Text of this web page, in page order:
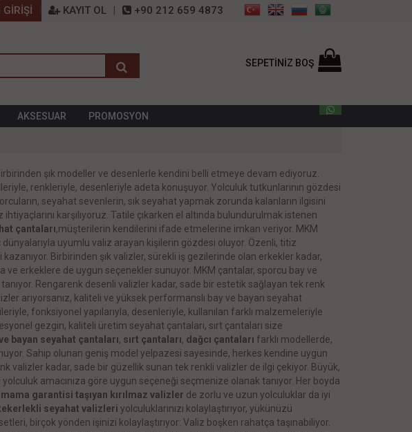
GİRİŞİ KAYIT OL +90 212 659 4873
SEPETİNİZ BOŞ
AKSESUAR PROMOSYON
şık modeller ve desenlerle kendini belli etmeye devam ediyoruz.
renkleriyle, desenleriyle adeta konuşuyor. Yolculuk tutkunlarının gözdesi
seyahat sevenlerin, sık seyahat yapmak zorunda kalanların ilgisini
karşılıyoruz. Tatile çıkarken el altında bulundurulmak istenen
çantaları,müşterilerin kendilerini ifade etmelerine imkan veriyor. MKM
uyumlu valiz arayan kişilerin gözdesi oluyor. Özenli, titiz
Birbirinden şık valizler, sürekli iş gezilerinde olan erkekler kadar,
ve erkeklere de uygun seçenekler sunuyor. MKM çantalar, sporcu bay ve
Rengarenk desenli valizler kadar, sade bir estetik sağlayan tek renk
arıyorsanız, kaliteli ve yüksek performanslı bay ve bayan seyahat
fonksiyonel yapılarıyla, desenleriyle, kullanılan farklı malzemeleriyle
gezgin, kaliteli üretim seyahat çantaları, sırt çantaları size
bayan seyahat çantaları, sırt çantaları, dağcı çantaları farklı modellerde,
Sahip olunan geniş model yelpazesi sayesinde, herkes kendine uygun
valizler kadar, sade bir güzellik sunan tek renkli valizler de ilgi çekiyor. Büyük,
amacınıza göre uygun seçeneği seçmenize olanak tanıyor. Her boyda
garantisi taşıyan kırılmaz valizler de zorlu ve uzun yolculuklar da iyi
seyahat valizleri yolculuklarınızı kolaylaştırıyor, yükünüzü
birçok yönden işinizi kolaylaştırıyor: Valiz boşken rahatça taşınabiliyor.